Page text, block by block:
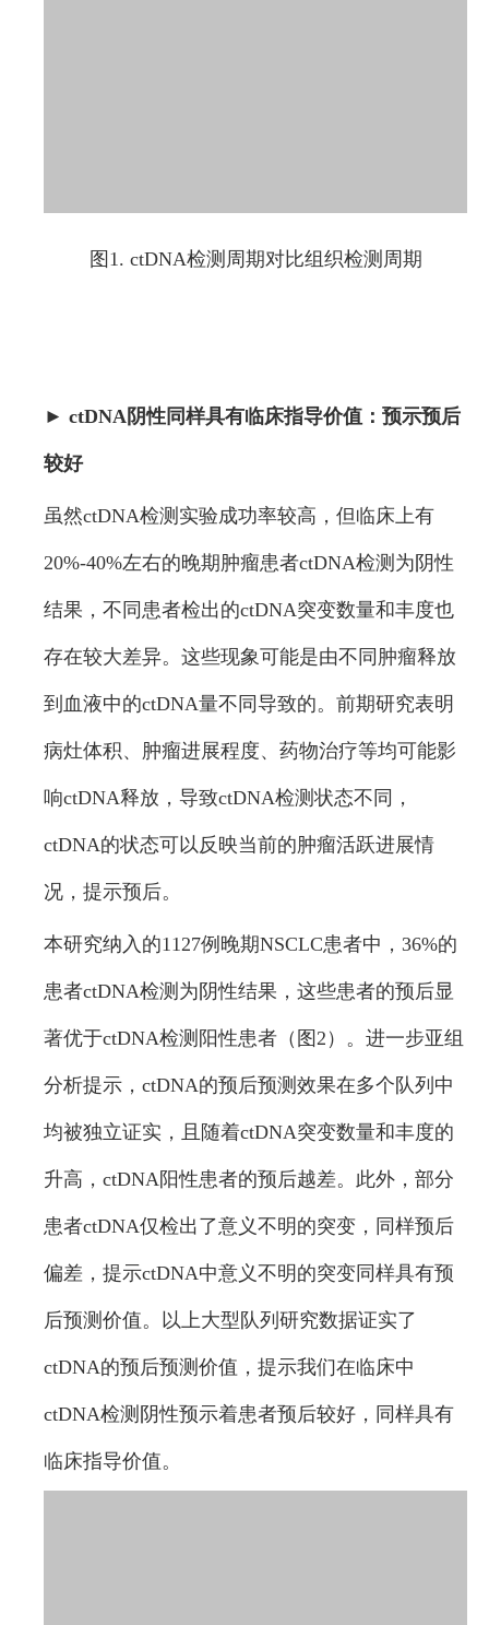
图1. ctDNA检测周期对比组织检测周期
► ctDNA阴性同样具有临床指导价值：预示预后
较好
虽然ctDNA检测实验成功率较高，但临床上有
20%-40%左右的晚期肿瘤患者ctDNA检测为阴性
结果，不同患者检出的ctDNA突变数量和丰度也
存在较大差异。这些现象可能是由不同肿瘤释放
到血液中的ctDNA量不同导致的。前期研究表明
病灶体积、肿瘤进展程度、药物治疗等均可能影
响ctDNA释放，导致ctDNA检测状态不同，
ctDNA的状态可以反映当前的肿瘤活跃进展情
况，提示预后。
本研究纳入的1127例晚期NSCLC患者中，36%的
患者ctDNA检测为阴性结果，这些患者的预后显
著优于ctDNA检测阳性患者（图2）。进一步亚组
分析提示，ctDNA的预后预测效果在多个队列中
均被独立证实，且随着ctDNA突变数量和丰度的
升高，ctDNA阳性患者的预后越差。此外，部分
患者ctDNA仅检出了意义不明的突变，同样预后
偏差，提示ctDNA中意义不明的突变同样具有预
后预测价值。以上大型队列研究数据证实了
ctDNA的预后预测价值，提示我们在临床中
ctDNA检测阴性预示着患者预后较好，同样具有
临床指导价值。